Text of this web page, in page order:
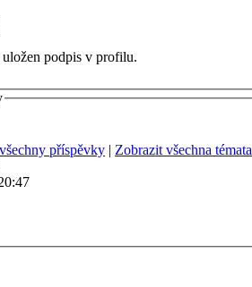
uložen podpis v profilu.
příspěvky | Zobrazit všechna témata